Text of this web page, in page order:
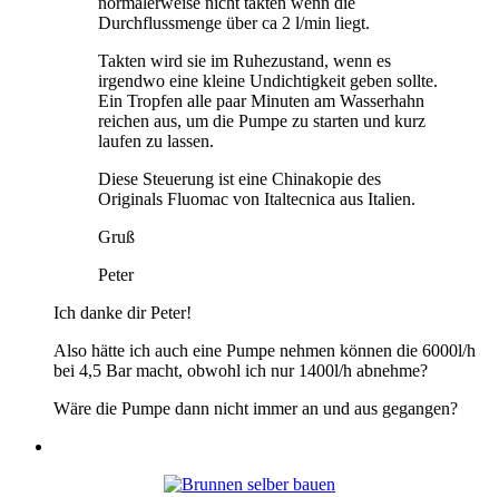
Durchflussmenge über ca 2 l/min liegt.
Takten wird sie im Ruhezustand, wenn es
irgendwo eine kleine Undichtigkeit geben sollte.
Ein Tropfen alle paar Minuten am Wasserhahn
reichen aus, um die Pumpe zu starten und kurz
laufen zu lassen.
Diese Steuerung ist eine Chinakopie des
Originals Fluomac von Italtecnica aus Italien.
Gruß
Peter
Ich danke dir Peter!
Also hätte ich auch eine Pumpe nehmen können die 6000l/h
bei 4,5 Bar macht, obwohl ich nur 1400l/h abnehme?
Wäre die Pumpe dann nicht immer an und aus gegangen?